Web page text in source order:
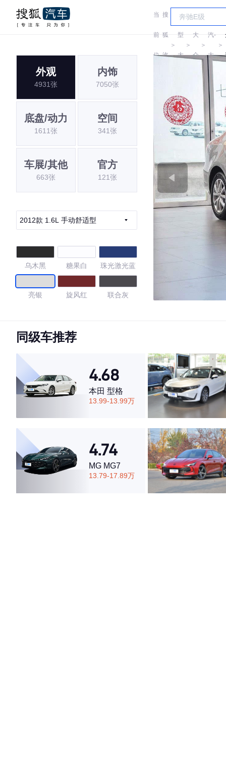
当
前
位
搜
狐
汽
＞
车
型
大
＞
大
众
＞
汽-
大
众
＞
外观
4931张
内饰
7050张
底盘/动力
1611张
空间
341张
车展/其他
663张
官方
121张
2012款 1.6L 手动舒适型
乌木黑 糖果白 珠光激光蓝
亮银 旋风红 联合灰
凯旋金 极地白 深黑
4.48
同级车推荐
4.68
本田 型格
13.99-13.99万
4.74
MG MG7
13.79-17.89万